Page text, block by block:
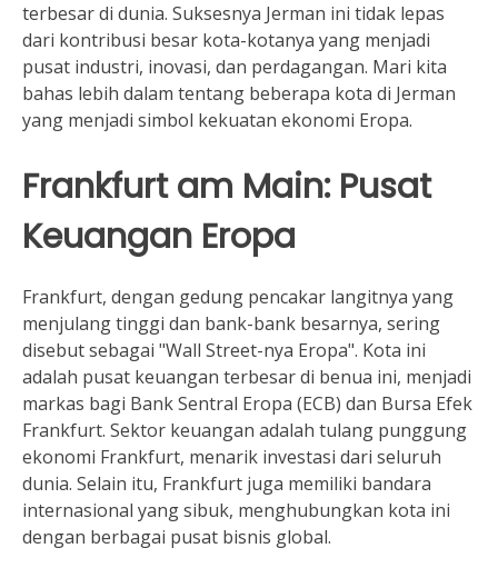
terbesar di dunia. Suksesnya Jerman ini tidak lepas
dari kontribusi besar kota-kotanya yang menjadi
pusat industri, inovasi, dan perdagangan. Mari kita
bahas lebih dalam tentang beberapa kota di Jerman
yang menjadi simbol kekuatan ekonomi Eropa.
Frankfurt am Main: Pusat
Keuangan Eropa
Frankfurt, dengan gedung pencakar langitnya yang
menjulang tinggi dan bank-bank besarnya, sering
disebut sebagai "Wall Street-nya Eropa". Kota ini
adalah pusat keuangan terbesar di benua ini, menjadi
markas bagi Bank Sentral Eropa (ECB) dan Bursa Efek
Frankfurt. Sektor keuangan adalah tulang punggung
ekonomi Frankfurt, menarik investasi dari seluruh
dunia. Selain itu, Frankfurt juga memiliki bandara
internasional yang sibuk, menghubungkan kota ini
dengan berbagai pusat bisnis global.